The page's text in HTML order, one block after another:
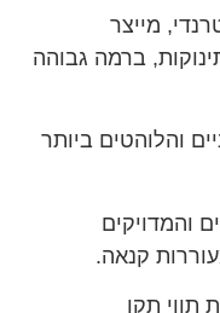
מייצר
ברמה גבוהה
והלוהטים ביותר
והמדויקים
קנאה.
תווי תקן